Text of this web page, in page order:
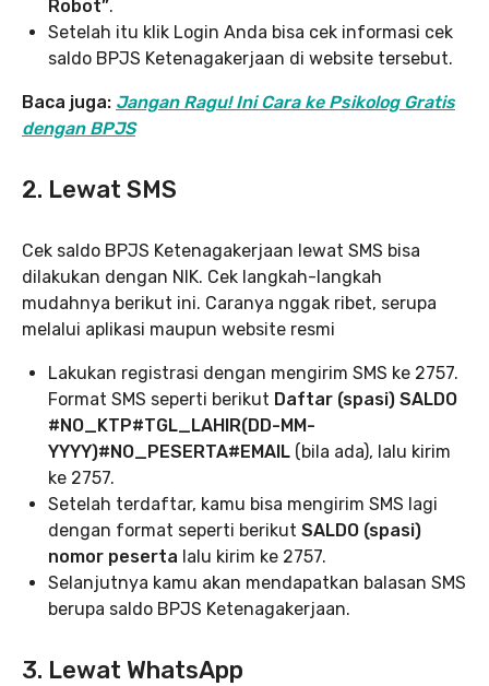
Robot”.
Setelah itu klik Login Anda bisa cek informasi cek
saldo BPJS Ketenagakerjaan di website tersebut.
Baca juga: Jangan Ragu! Ini Cara ke Psikolog Gratis
dengan BPJS
2. Lewat SMS
Cek saldo BPJS Ketenagakerjaan lewat SMS bisa
dilakukan dengan NIK. Cek langkah-langkah
mudahnya berikut ini. Caranya nggak ribet, serupa
melalui aplikasi maupun website resmi
Lakukan registrasi dengan mengirim SMS ke 2757.
Format SMS seperti berikut Daftar (spasi) SALDO
#NO_KTP#TGL_LAHIR(DD-MM-
YYYY)#NO_PESERTA#EMAIL (bila ada), lalu kirim
ke 2757.
Setelah terdaftar, kamu bisa mengirim SMS lagi
dengan format seperti berikut SALDO (spasi)
nomor peserta lalu kirim ke 2757.
Selanjutnya kamu akan mendapatkan balasan SMS
berupa saldo BPJS Ketenagakerjaan.
3. Lewat WhatsApp